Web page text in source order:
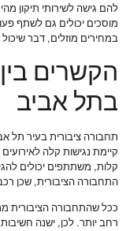
להם גישה לשירותי תיקון
מוסכים יכולים גם לשתף
במחירים מוזלים, דבר
הקשרים
בתל אביב
תחבורה ציבורית בעיר תל
קיימת נגישות קלה
קלות, משתתפים יכולים
התחבורה הציבורית, שכן
ככל שהתחבורה הציבורית
רחב יותר. לכן, ישנה חשיבות